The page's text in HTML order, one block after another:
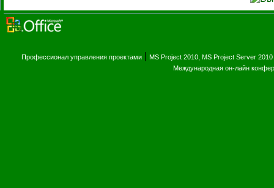
Профессионал управления проектами MS Project 2010, MS Project Server 2010
Международная он-лайн